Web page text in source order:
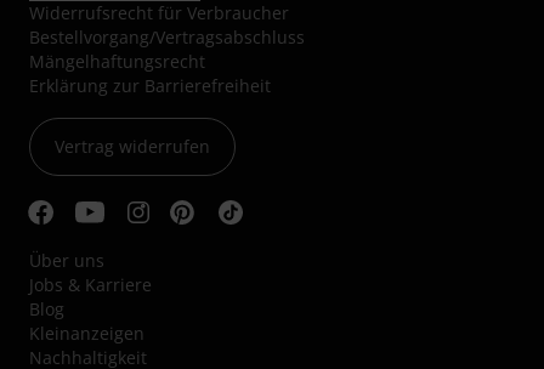
Widerrufsrecht für Verbraucher
Bestellvorgang/Vertragsabschluss
Mängelhaftungsrecht
Erklärung zur Barrierefreiheit
Vertrag widerrufen
Über uns
Jobs & Karriere
Blog
Kleinanzeigen
Nachhaltigkeit